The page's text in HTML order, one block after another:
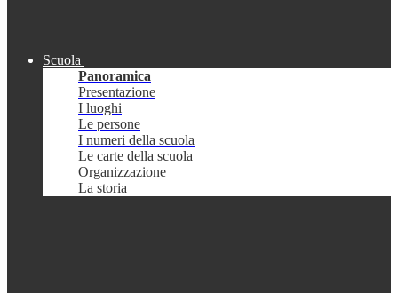
Scuola
Panoramica
Presentazione
I luoghi
Le persone
I numeri della scuola
Le carte della scuola
Organizzazione
La storia